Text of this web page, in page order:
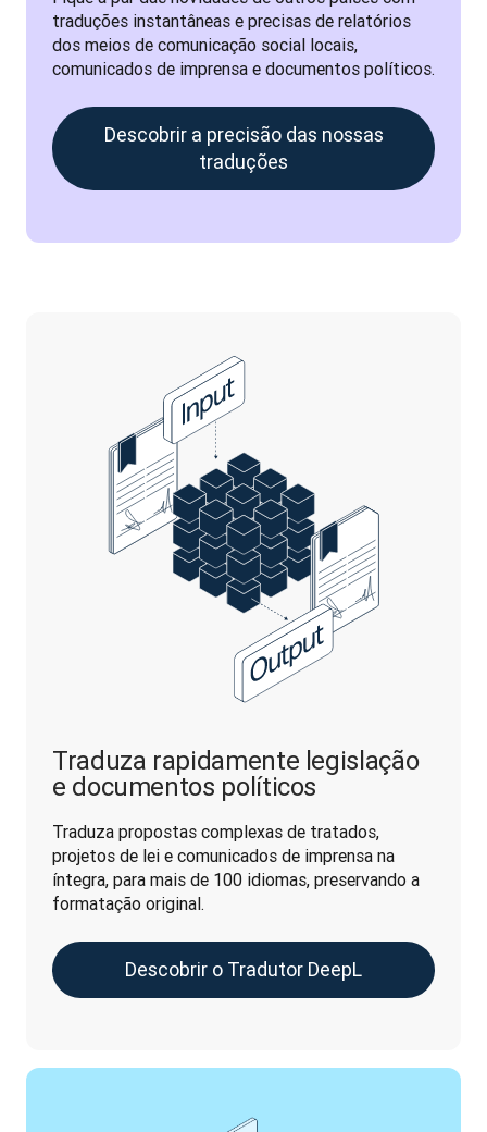
traduções instantâneas e precisas de relatórios
dos meios de comunicação social locais,
comunicados de imprensa e documentos políticos.
Descobrir a precisão das nossas
traduções
Traduza rapidamente legislação
e documentos políticos
Traduza propostas complexas de tratados,
projetos de lei e comunicados de imprensa na
íntegra, para mais de 100 idiomas, preservando a
formatação original.
Descobrir o Tradutor DeepL